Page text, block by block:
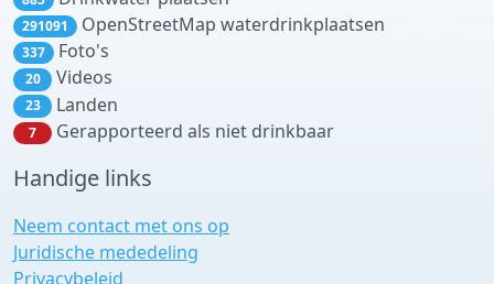
291091 OpenStreetMap waterdrinkplaatsen
337 Foto's
20 Videos
23 Landen
7 Gerapporteerd als niet drinkbaar
Handige links
Neem contact met ons op
Juridische mededeling
Privacybeleid